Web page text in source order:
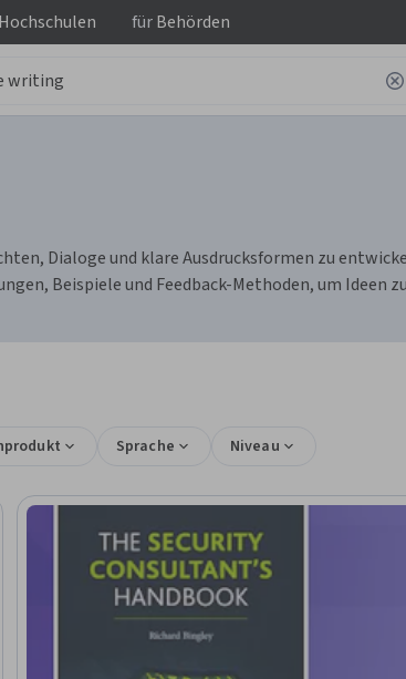
fürBehörden
Dialoge und klare Ausdrucksformen zu
Beispiele und Feedback-Methoden, um
Sprache Niveau